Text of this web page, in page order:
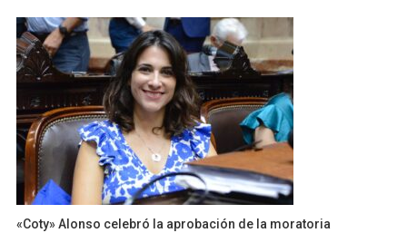
«Coty» Alonso celebró la aprobación de la moratoria